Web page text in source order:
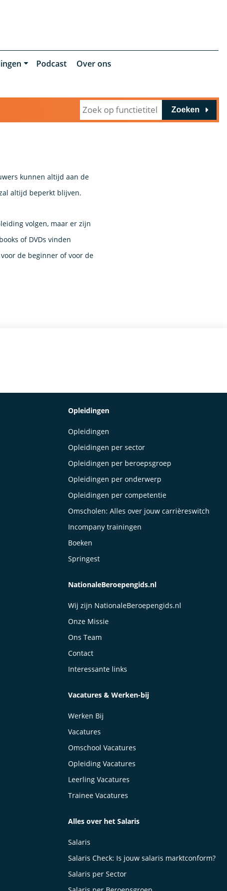
Podcast
Over ons
Zoeken
kunnen altijd aan de
altijd beperkt blijven.
volgen, maar er zijn
of DVDs vinden
de beginner of voor de
Opleidingen
Opleidingen
Opleidingen per sector
Opleidingen per beroepsgroep
Opleidingen per onderwerp
Opleidingen per competentie
Omscholen: Alles over jouw carrièreswitch
Incompany trainingen
Boeken
Springest
NationaleBeroepengids.nl
Wij zijn NationaleBeroepengids.nl
Onze Missie
Ons Team
Contact
Interessante links
Vacatures & Werken-bij
Werken Bij
Vacatures
Omschool Vacatures
Opleiding Vacatures
Leerling Vacatures
Trainee Vacatures
Alles over het Salaris
Salaris
Salaris Check: Is jouw salaris marktconform?
Salaris per Sector